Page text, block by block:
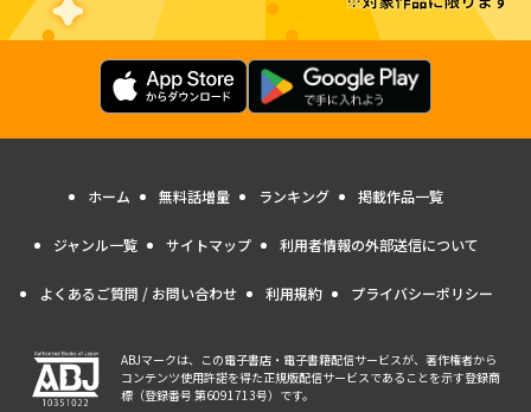
ホーム 無料話増量 ランキング 掲載作品一覧
ジャンル一覧 サイトマップ 利用者情報の外部送信について
よくあるご質問 / お問い合わせ 利用規約 プライバシーポリシー
ABJマークは、この電子書店・電子書籍配信サービスが、著作権者から
コンテンツ使用許諾を得た正規版配信サービスであることを示す登録商
標（登録番号 第6091713号）です。